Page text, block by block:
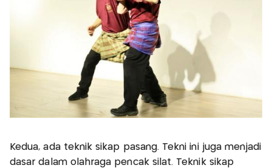
Kedua, ada teknik sikap pasang. Tekni ini juga menjadi
dasar dalam olahraga pencak silat. Teknik sikap